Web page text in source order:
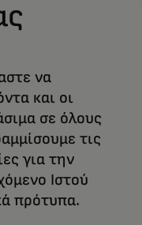
να
και οι
σε όλους
τις
για την
Ιστού
πρότυπα.